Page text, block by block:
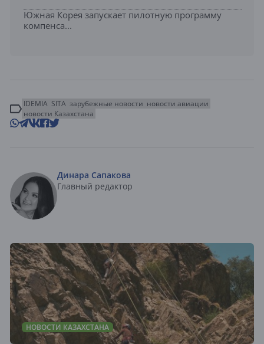
Южная Корея запускает пилотную программу
компенса...
IDEMIA SITA зарубежные новости новости авиации
новости Казахстана
Динара Сапакова
Главный редактор
НОВОСТИ КАЗАХСТАНА